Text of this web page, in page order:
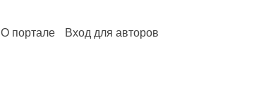
О портале Вход для авторов